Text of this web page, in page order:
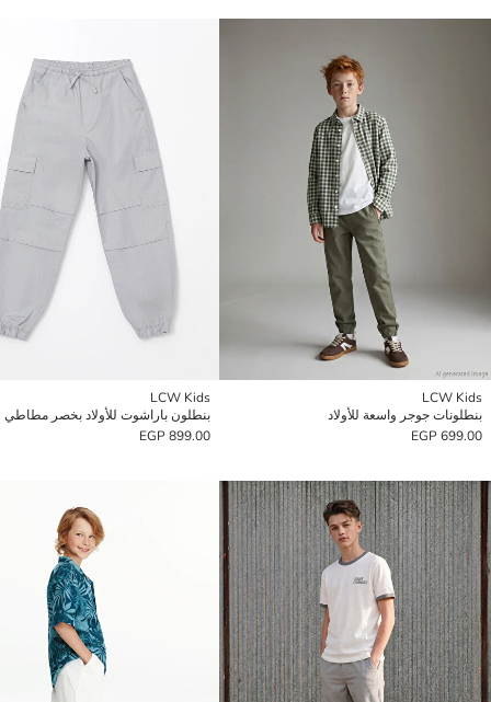
LCW Kids
بنطلونات جوجر واسعة للأولاد
699.00 EGP
LCW Kids
بنطلون باراشوت للأولاد بخصر مطاطي
899.00 EGP